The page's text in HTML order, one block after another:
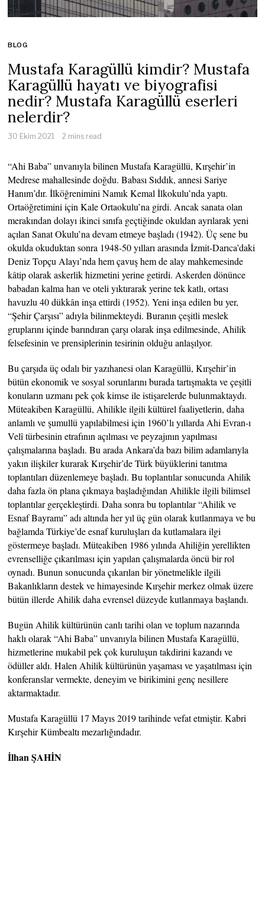
BLOG
Mustafa Karagüllü kimdir? Mustafa
Karagüllü hayatı ve biyografisi
nedir? Mustafa Karagüllü eserleri
nelerdir?
30 Ekim 2021 2 mins read
“Ahi Baba” unvanıyla bilinen Mustafa Karagüllü, Kırşehir’in
Medrese mahallesinde doğdu. Babası Sıddık, annesi Sariye
Hanım’dır. İlköğrenimini Namık Kemal İlkokulu’nda yaptı.
Ortaöğretimini için Kale Ortaokulu’na girdi. Ancak sanata olan
merakından dolayı ikinci sınıfa geçtiğinde okuldan ayrılarak yeni
açılan Sanat Okulu’na devam etmeye başladı (1942). Üç sene bu
okulda okuduktan sonra 1948-50 yılları arasında İzmit-Darıca’daki
Deniz Topçu Alayı’nda hem çavuş hem de alay mahkemesinde
kâtip olarak askerlik hizmetini yerine getirdi. Askerden dönünce
babadan kalma han ve oteli yıktırarak yerine tek katlı, ortası
havuzlu 40 dükkân inşa ettirdi (1952). Yeni inşa edilen bu yer,
“Şehir Çarşısı” adıyla bilinmekteydi. Buranın çeşitli meslek
gruplarını içinde barındıran çarşı olarak inşa edilmesinde, Ahilik
felsefesinin ve prensiplerinin tesirinin olduğu anlaşılyor.
Bu çarşıda üç odalı bir yazıhanesi olan Karagüllü, Kırşehir’in
bütün ekonomik ve sosyal sorunlarını burada tartışmakta ve çeşitli
konuların uzmanı pek çok kimse ile istişarelerde bulunmaktaydı.
Müteakiben Karagüllü, Ahilikle ilgili kültürel faaliyetlerin, daha
anlamlı ve şumullü yapılabilmesi için 1960’lı yıllarda Ahi Evran-ı
Velî türbesinin etrafının açılması ve peyzajının yapılması
çalışmalarına başladı. Bu arada Ankara’da bazı bilim adamlarıyla
yakın ilişkiler kurarak Kırşehir’de Türk büyüklerini tanıtma
toplantıları düzenlemeye başladı. Bu toplantılar sonucunda Ahilik
daha fazla ön plana çıkmaya başladığından Ahilikle ilgili bilimsel
toplantılar gerçekleştirdi. Daha sonra bu toplantılar “Ahilik ve
Esnaf Bayramı” adı altında her yıl üç gün olarak kutlanmaya ve bu
bağlamda Türkiye’de esnaf kuruluşları da kutlamalara ilgi
göstermeye başladı. Müteakiben 1986 yılında Ahiliğin yerellikten
evrenselliğe çıkarılması için yapılan çalışmalarda öncü bir rol
oynadı. Bunun sonucunda çıkarılan bir yönetmelikle ilgili
Bakanlıkların destek ve himayesinde Kırşehir merkez olmak üzere
bütün illerde Ahilik daha evrensel düzeyde kutlanmaya başlandı.
Bugün Ahilik kültürünün canlı tarihi olan ve toplum nazarında
haklı olarak “Ahi Baba” unvanıyla bilinen Mustafa Karagüllü,
hizmetlerine mukabil pek çok kuruluşun takdirini kazandı ve
ödüller aldı. Halen Ahilik kültürünün yaşaması ve yaşatılması için
konferanslar vermekte, deneyim ve birikimini genç nesillere
aktarmaktadır.
Mustafa Karagüllü 17 Mayıs 2019 tarihinde vefat etmiştir. Kabri
Kırşehir Kümbealtı mezarlığındadır.
İlhan ŞAHİN